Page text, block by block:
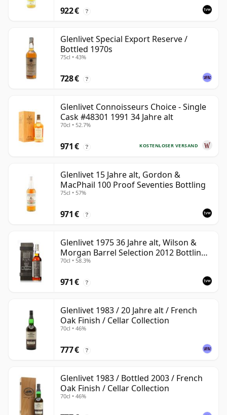
922 € ?
Glenlivet Special Export Reserve /
Bottled 1970s
75cl • 43%
728 € ?
Glenlivet Connoisseurs Choice - Single
Cask #48301 1991 34 Jahre alt
70cl • 52.7%
KOSTENLOSER VERSAND
971 € ?
Glenlivet 15 Jahre alt, Gordon &
MacPhail 100 Proof Seventies Bottling
75cl • 57%
971 € ?
Glenlivet 1975 36 Jahre alt, Wilson &
Morgan Barrel Selection 2012 Bottling
with Wooden Box
70cl • 58.3%
971 € ?
Glenlivet 1983 / 20 Jahre alt / French
Oak Finish / Cellar Collection
70cl • 46%
777 € ?
Glenlivet 1983 / Bottled 2003 / French
Oak Finish / Cellar Collection
70cl • 46%